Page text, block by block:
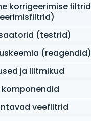
korrigeerimise filtrid
(testrid)
(reagendid)
ja liitmikud
veefiltrid